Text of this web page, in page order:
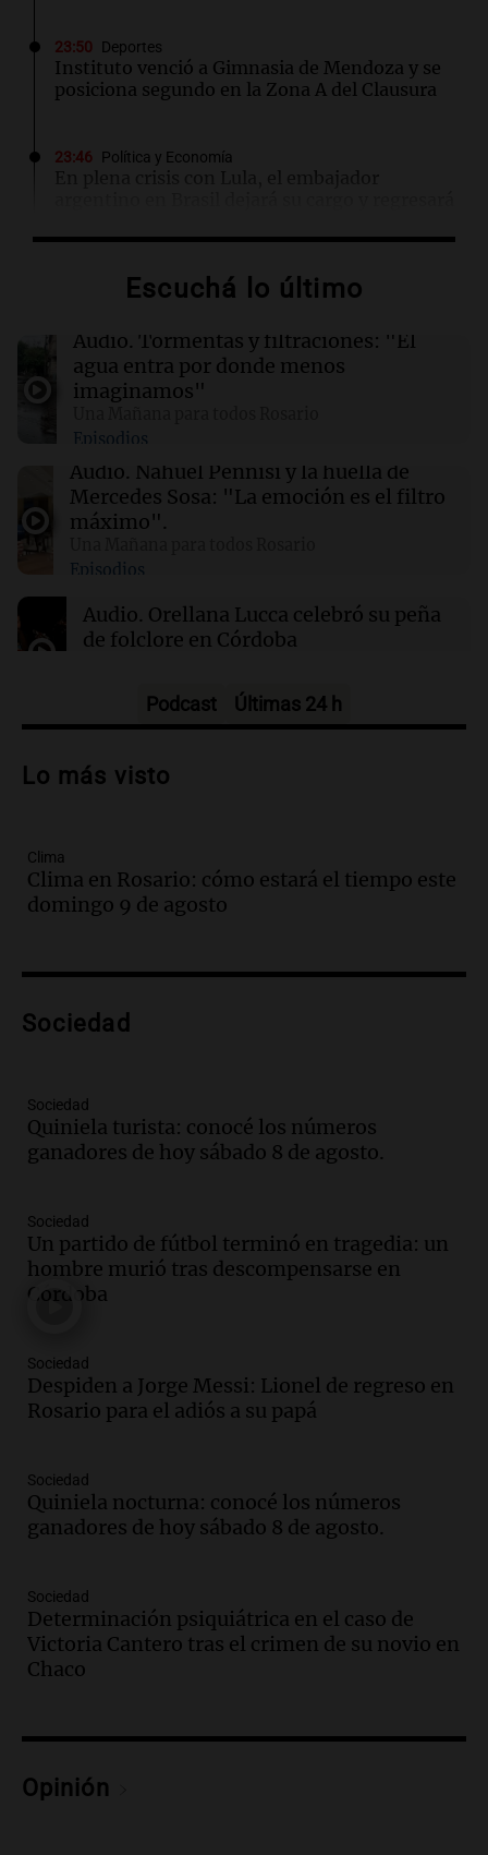
23:50 Deportes
Instituto venció a Gimnasia de Mendoza y se
posiciona segundo en la Zona A del Clausura
23:46 Política y Economía
En plena crisis con Lula, el embajador
Deportes
0-1 ante Platense en Avellaneda
23:35 Fútbol
de Luna y sumó su tercer triunfo consecutivo
23:26 Fútbol
Inter Miami sufrió sin Messi y perdió 2-1 ante
Escuchá lo último
Audio. Tormentas y filtraciones: "El
agua entra por donde menos
imaginamos"
Episodios
Audio. Nahuel Pennisi y la huella de
Mercedes Sosa: "La emoción es el filtro
máximo".
Episodios
Audio. Orellana Lucca celebró su peña
de folclore en Córdoba
Audio.Trágico accidente en Mendoza:
vehículos desde un puente
y cinco heridos tras caer dos autos desde
un puente
Rosario para acompañar a su familia
Audio.Ley de Propiedad Privada: el revés
en el Congreso expuso una debilidad
Episodios
Audio.Casabindo se prepara para una
celebración única: 30.000 turistas y el
tradicional Toreo de la Vincha
Episodios
Audio.Borges, abogada de Pourrain:
"Tres hombres se lo llevaron para
Episodios
Audio.Voluntarios limpiaron 9.000
metros del río Suquía y retiraron hasta
Una mañana para todos
Episodios
Audio.La historia de la servilleta que
firmó Jorge Messi para el primer
Episodios
Audio.
Podcast Últimas 24 h
Lo más visto
Clima
Clima en Rosario: cómo estará el tiempo este
domingo 9 de agosto
Sociedad
Sociedad
Quiniela turista: conocé los números
ganadores de hoy sábado 8 de agosto.
Sociedad
Un partido de fútbol terminó en tragedia: un
hombre murió tras descompensarse en
Córdoba
Sociedad
Despiden a Jorge Messi: Lionel de regreso en
Rosario para el adiós a su papá
Sociedad
Quiniela nocturna: conocé los números
ganadores de hoy sábado 8 de agosto.
Sociedad
Determinación psiquiátrica en el caso de
Victoria Cantero tras el crimen de su novio en
Chaco
Opinión